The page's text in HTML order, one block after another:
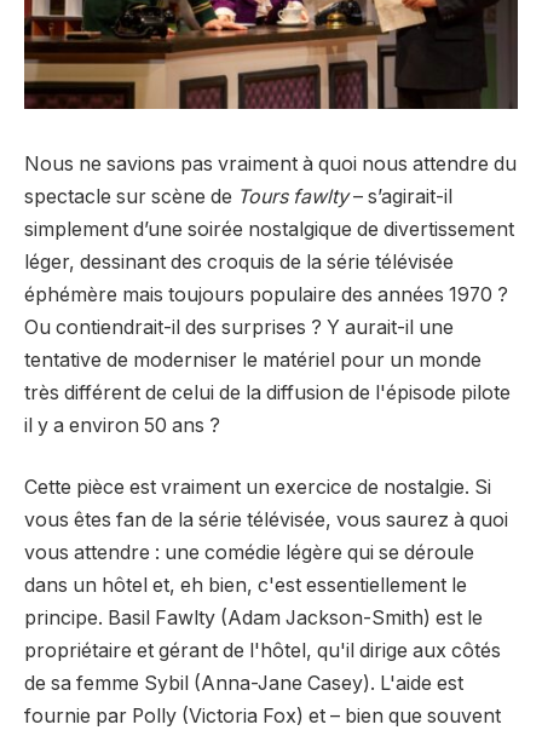
Nous ne savions pas vraiment à quoi nous attendre du
spectacle sur scène de Tours fawlty– s’agirait-il
simplement d’une soirée nostalgique de divertissement
léger, dessinant des croquis de la série télévisée
éphémère mais toujours populaire des années 1970 ?
Ou contiendrait-il des surprises ? Y aurait-il une
tentative de moderniser le matériel pour un monde
très différent de celui de la diffusion de l'épisode pilote
il y a environ 50 ans ?
Cette pièce est vraiment un exercice de nostalgie. Si
vous êtes fan de la série télévisée, vous saurez à quoi
vous attendre : une comédie légère qui se déroule
dans un hôtel et, eh bien, c'est essentiellement le
principe. Basil Fawlty (Adam Jackson-Smith) est le
propriétaire et gérant de l'hôtel, qu'il dirige aux côtés
de sa femme Sybil (Anna-Jane Casey). L'aide est
fournie par Polly (Victoria Fox) et – bien que souvent